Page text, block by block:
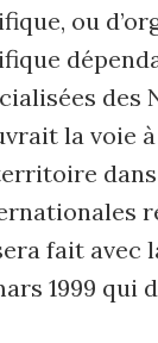
ou
des
la voie
fait avec
1999 qui